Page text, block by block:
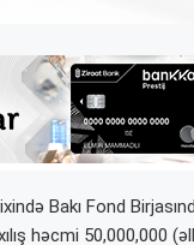
Bakı Fond
həcmi 50,000,000